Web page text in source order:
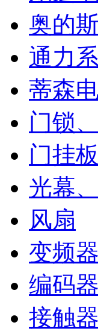
奥的
通力
蒂森
门锁
门挂
光幕
风扇
变频
编码
接触